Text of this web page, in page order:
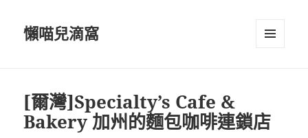
懶喵兒滴窩
[爾灣]Specialty’s Cafe &
Bakery 加州的麵包咖啡連鎖店